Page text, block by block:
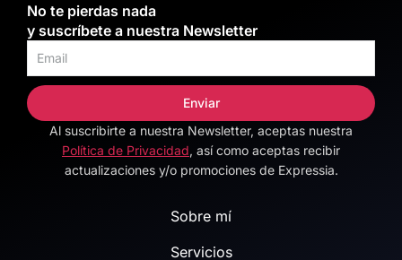
No te pierdas nada
y suscríbete a nuestra Newsletter
Enviar
Alternative:
Al suscribirte a nuestra Newsletter, aceptas nuestra
Política de Privacidad, así como aceptas recibir
actualizaciones y/o promociones de Expressia.
Sobre mí
Servicios